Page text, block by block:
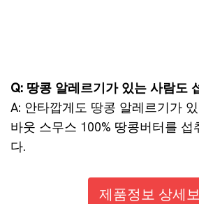
Q: 땅콩 알레르기가 있는 사람도
A: 안타깝게도 땅콩 알레르기가
바웃 스무스 100% 땅콩버터를 섭
다.
제품정보 상세